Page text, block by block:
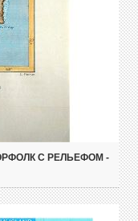
С РЕЛЬЕФОМ -